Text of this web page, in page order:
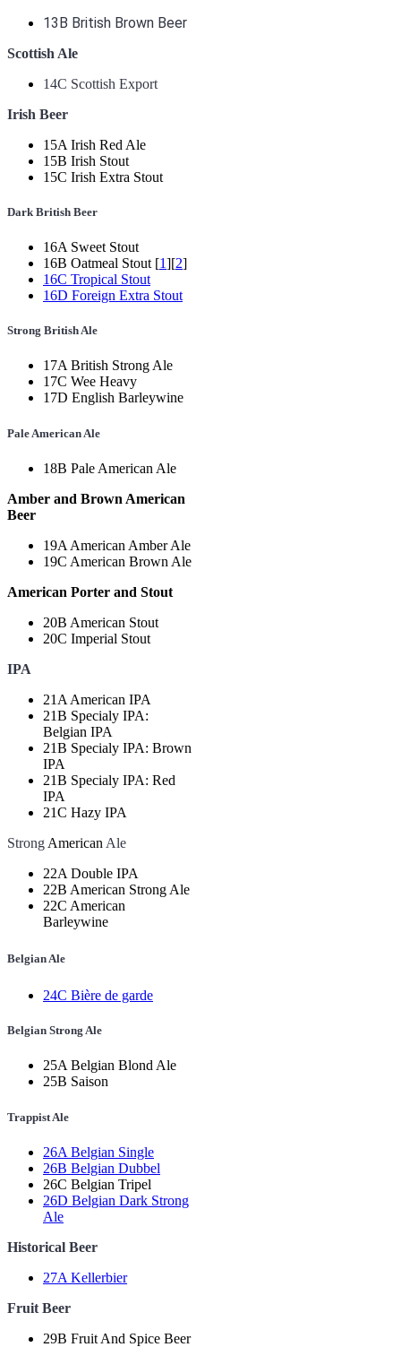
13B British Brown Beer
Scottish Ale
14C Scottish Export
Irish Beer
15A Irish Red Ale
15B Irish Stout
15C Irish Extra Stout
Dark British Beer
16A Sweet Stout
16B Oatmeal Stout [1][2]
16C Tropical Stout
16D Foreign Extra Stout
Strong British Ale
17A British Strong Ale
17C Wee Heavy
17D English Barleywine
Pale American Ale
18B Pale American Ale
Amber and Brown American
Beer
19A American Amber Ale
19C American Brown Ale
American Porter and Stout
20B American Stout
20C Imperial Stout
IPA
21A American IPA
21B Specialy IPA:
Belgian IPA
21B Specialy IPA: Brown
IPA
21B Specialy IPA: Red
IPA
21C Hazy IPA
Strong American Ale
22A Double IPA
22B American Strong Ale
22C American
Barleywine
Belgian Ale
24C Bière de garde
Belgian Strong Ale
25A Belgian Blond Ale
25B Saison
Trappist Ale
26A Belgian Single
26B Belgian Dubbel
26C Belgian Tripel
26D Belgian Dark Strong
Ale
Historical Beer
27A Kellerbier
Fruit Beer
29B Fruit And Spice Beer